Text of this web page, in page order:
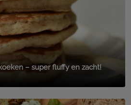
– super fluffy en zacht!